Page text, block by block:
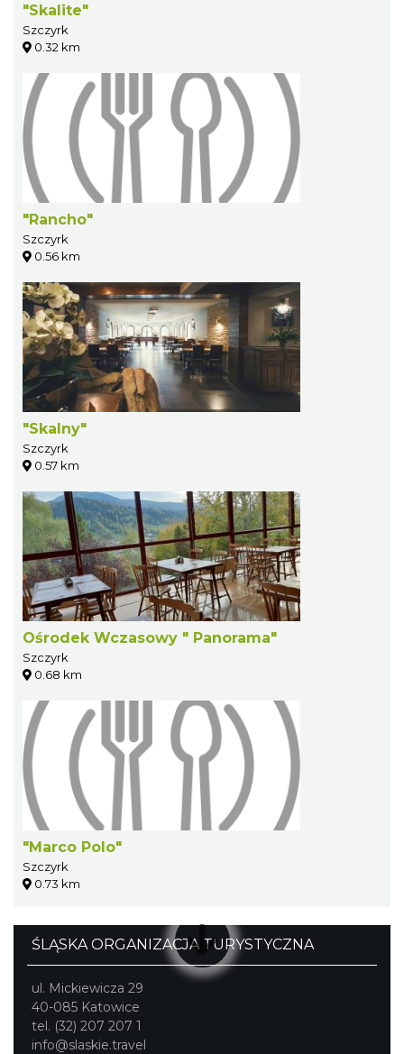
"Skalite"
Szczyrk
0.32 km
"Rancho"
Szczyrk
0.56 km
"Skalny"
Szczyrk
0.57 km
Ośrodek Wczasowy " Panorama"
Szczyrk
0.68 km
"Marco Polo"
Szczyrk
0.73 km
ŚLĄSKA ORGANIZACJA TURYSTYCZNA
ul. Mickiewicza 29
40-085 Katowice
tel. (32) 207 207 1
info@slaskie.travel